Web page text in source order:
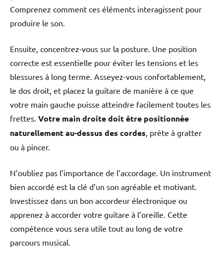
Comprenez comment ces éléments interagissent pour
produire le son.
Ensuite, concentrez-vous sur la posture. Une position
correcte est essentielle pour éviter les tensions et les
blessures à long terme. Asseyez-vous confortablement,
le dos droit, et placez la guitare de manière à ce que
votre main gauche puisse atteindre facilement toutes les
frettes. Votre main droite doit être positionnée
naturellement au-dessus des cordes, prête à gratter
ou à pincer.
N’oubliez pas l’importance de l’accordage. Un instrument
bien accordé est la clé d’un son agréable et motivant.
Investissez dans un bon accordeur électronique ou
apprenez à accorder votre guitare à l’oreille. Cette
compétence vous sera utile tout au long de votre
parcours musical.